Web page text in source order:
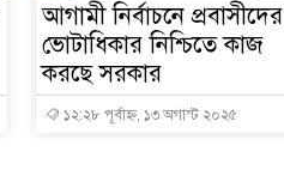
আগামী নির্বাচনে প্রবাসীদের
ভোটাধিকার নিশ্চিতে কাজ
করছে সরকার
১২:২৮ পূর্বাহ্ন, ১৩ অগাস্ট ২০২৫